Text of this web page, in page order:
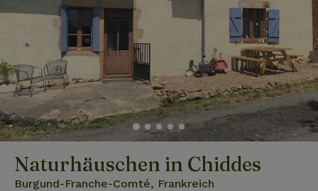
Naturhäuschen in Chiddes
Burgund-Franche-Comté, Frankreich